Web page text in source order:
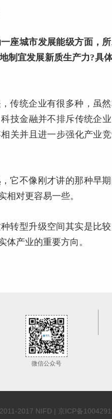
座城市发展能级方面，
制宜发展新质生产力?具
传统企业有很多种，虽
技金融并不排斥传统企
关并且进一步强化产业
它不像刚才讲的那种早
相对更容易一些。
转型升级空间其实是比
体产业的重要方向。
微信公众号
2017 NIFD | 京ICP备